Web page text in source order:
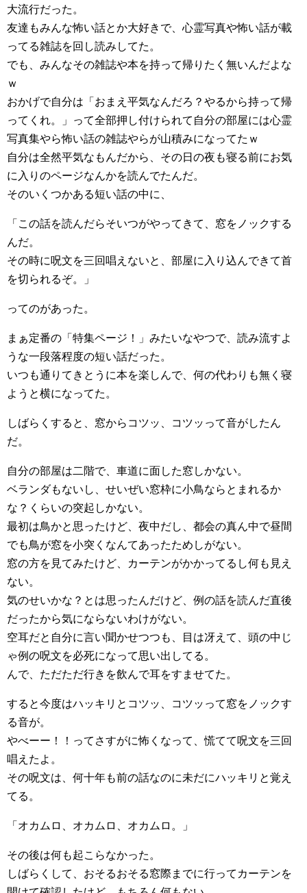
大流行だった。
友達もみんな怖い話とか大好きで、心霊写真や怖い話が載
ってる雑誌を回し読みしてた。
でも、みんなその雑誌や本を持って帰りたく無いんだよな
ｗ
おかげで自分は「おまえ平気なんだろ？やるから持って帰
ってくれ。」って全部押し付けられて自分の部屋には心霊
写真集やら怖い話の雑誌やらが山積みになってたｗ
自分は全然平気なもんだから、その日の夜も寝る前にお気
に入りのページなんかを読んでたんだ。
そのいくつかある短い話の中に、
「この話を読んだらそいつがやってきて、窓をノックする
んだ。
その時に呪文を三回唱えないと、部屋に入り込んできて首
を切られるぞ。」
ってのがあった。
まぁ定番の「特集ページ！」みたいなやつで、読み流すよ
うな一段落程度の短い話だった。
いつも通りてきとうに本を楽しんで、何の代わりも無く寝
ようと横になってた。
しばらくすると、窓からコツッ、コツッって音がしたん
だ。
自分の部屋は二階で、車道に面した窓しかない。
ベランダもないし、せいぜい窓枠に小鳥ならとまれるか
な？くらいの突起しかない。
最初は鳥かと思ったけど、夜中だし、都会の真ん中で昼間
でも鳥が窓を小突くなんてあったためしがない。
窓の方を見てみたけど、カーテンがかかってるし何も見え
ない。
気のせいかな？とは思ったんだけど、例の話を読んだ直後
だったから気にならないわけがない。
空耳だと自分に言い聞かせつつも、目は冴えて、頭の中じ
ゃ例の呪文を必死になって思い出してる。
んで、ただただ行きを飲んで耳をすませてた。
すると今度はハッキリとコツッ、コツッって窓をノックす
る音が。
やべーー！！ってさすがに怖くなって、慌てて呪文を三回
唱えたよ。
その呪文は、何十年も前の話なのに未だにハッキリと覚え
てる。
「オカムロ、オカムロ、オカムロ。」
その後は何も起こらなかった。
しばらくして、おそるおそる窓際までに行ってカーテンを